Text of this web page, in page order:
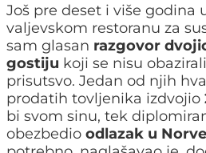
Još pre deset i više godina
valjevskom restoranu za
sam glasan razgovor
gostiju koji se nisu
prisutsvo. Jedan od njih
prodatih tovljenika izdvojio
bi svom sinu, tek
obezbedio odlazak u